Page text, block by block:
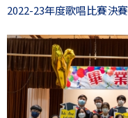
2022-23年度歌唱比賽決賽